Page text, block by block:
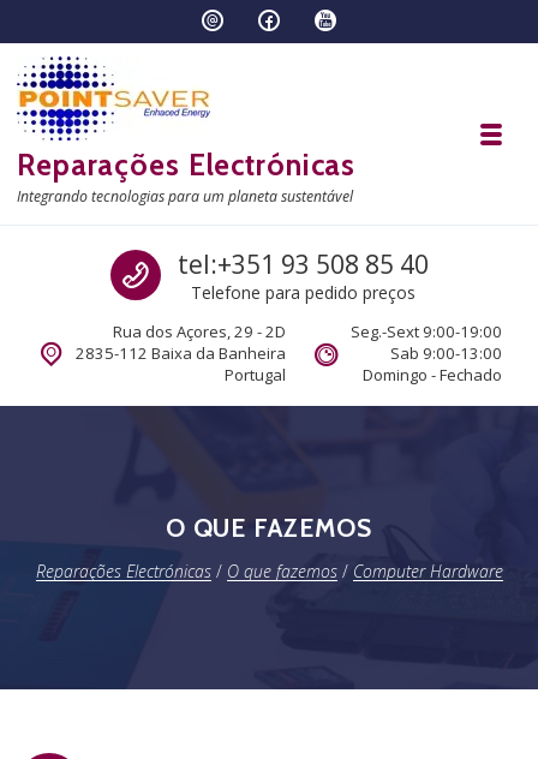
Reparações Electrónicas
Integrando tecnologias para um planeta sustentável
Call us
tel:+351 93 508 85 40
Telefone para pedido preços
Rua dos Açores, 29 - 2D
2835-112 Baixa da Banheira
Portugal
Seg.-Sext 9:00-19:00
Sab 9:00-13:00
Domingo - Fechado
O QUE FAZEMOS
Reparações Electrónicas/ O que fazemos/ Computer Hardware